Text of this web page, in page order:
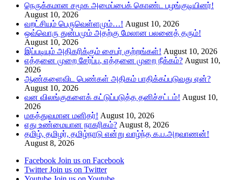
நெருக்கமான சமூக அமைப்பைக் கொண்ட பழங்குடியினர்!
August 10, 2026
வறட்சியும் பெருவெள்ளமும்…! August 10, 2026
ஒவ்வொரு துன்பமும் அதற்கு மேலான பலனைத் தரும்!
August 10, 2026
இப்படியும் அதிகரிக்கும் சைபர் குற்றங்கள்! August 10, 2026
எத்தனை முறை சேர்ப்பு, எத்தனை முறை நீக்கம்? August 10,
2026
ஆண்களைவிட பெண்கள் அதிகம் பாதிக்கப்படுவது ஏன்?
August 10, 2026
வன விலங்குகளைக் கட்டுப்படுத்த தனிச்சட்டம்! August 10,
2026
மகத்துவமான மனிதர்! August 10, 2026
எது உண்மையான நாகரிகம்? August 8, 2026
தமிழ், தமிழர், தமிழ்நாடு என்று வாழ்ந்த க.ப.அறவாணன்!
August 8, 2026
Facebook Join us on Facebook
Twitter Join us on Twitter